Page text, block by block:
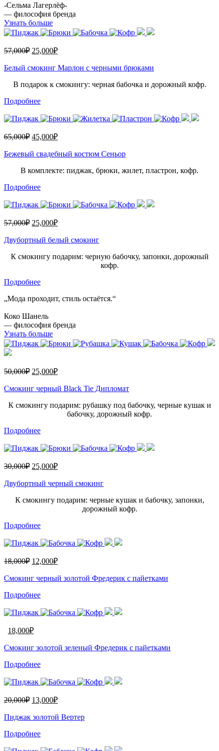
-Сельма Лагерлёф-
— философия бренда
Узнать больше
57,000₽ 25,000₽
Белый смокинг Марлон с черными брюками
В подарок к смокингу: черная бабочка и дорожный кофр.
Подробнее
65,000₽ 45,000₽
Бежевый свадебный костюм Сеньор
В комплекте: пиджак, брюки, жилет, пластрон, кофр.
Подробнее
57,000₽ 25,000₽
Двубортный белый смокинг
К смокингу подарим: черную бабочку, запонки, дорожный
кофр.
Подробнее
„Мода проходит, стиль остаётся.“
Коко Шанель
— философия бренда
Узнать больше
50,000₽ 25,000₽
Смокинг черный Black Tie Дипломат
К смокингу подарим: рубашку под бабочку, черные кушак и
бабочку, дорожный кофр.
Подробнее
30,000₽ 25,000₽
Двубортный черный смокинг
К смокингу подарим: черные кушак и бабочку, запонки,
дорожный кофр.
Подробнее
18,000₽ 12,000₽
Смокинг черный золотой Фредерик с пайетками
Подробнее
18,000₽
Смокинг золотой зеленый Фредерик с пайетками
Подробнее
20,000₽ 13,000₽
Пиджак золотой Вертер
Подробнее